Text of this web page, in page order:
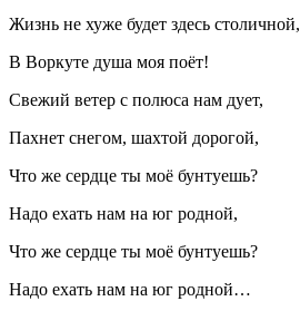
Жизнь не хуже будет здесь столичной,
В Воркуте душа моя поёт!
Свежий ветер с полюса нам дует,
Пахнет снегом, шахтой дорогой,
Что же сердце ты моё бунтуешь?
Надо ехать нам на юг родной,
Что же сердце ты моё бунтуешь?
Надо ехать нам на юг родной…